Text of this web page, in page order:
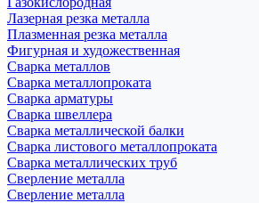
Лазерная резка металла
Плазменная резка металла
Фигурная и художественная
Сварка металлов
Сварка металлопроката
Сварка арматуры
Сварка швеллера
Сварка металлической балки
Сварка листового металлопроката
Сварка металлических труб
Сверление металла
Сверление металла